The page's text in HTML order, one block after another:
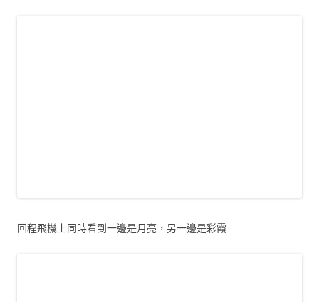
回程飛機上同時看到一邊是月亮，另一邊是彩霞